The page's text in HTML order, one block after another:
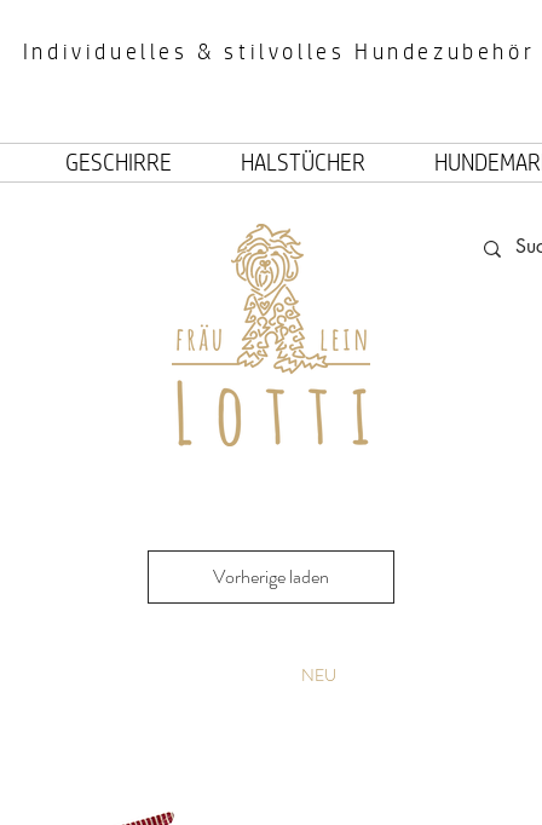
Individuelles & stilvolles Hundezubehör
GESCHIRRE HALSTÜCHER
Vorherige laden
NEU